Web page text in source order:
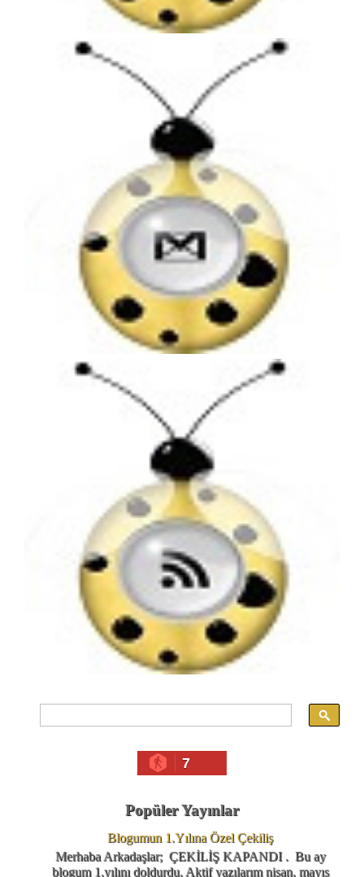
7
Popüler Yayınlar
Blogumun 1.Yılına Özel Çekiliş
Merhaba Arkadaşlar; ÇEKİLİŞ KAPANDI . Bu ay
blogum 1.yılını doldurdu. Aktif yazılarım nisan, mayıs